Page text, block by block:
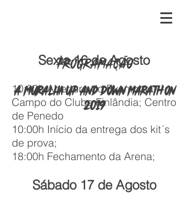
PROGRAMAÇÃO
A MURALHA UP AND DOWN MARATHON
2019
Sexta 16 de Agosto
10:00h Abertura do Evento na
Campo do ClubeFinlândia; Centro
de Penedo
10:00h Início da entrega dos kit´s
de prova;
18:00h Fechamento da Arena;
Sábado 17 de Agosto